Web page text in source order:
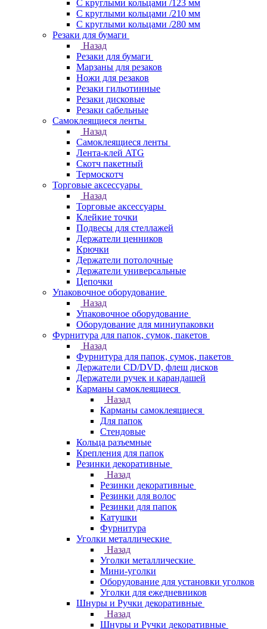
С круглыми кольцами /123 мм
С круглыми кольцами /210 мм
С круглыми кольцами /280 мм
Резаки для бумаги
Назад
Резаки для бумаги
Марзаны для резаков
Ножи для резаков
Резаки гильотинные
Резаки дисковые
Резаки сабельные
Самоклеящиеся ленты
Назад
Самоклеящиеся ленты
Лента-клей ATG
Скотч пакетный
Термоскотч
Торговые аксессуары
Назад
Торговые аксессуары
Клейкие точки
Подвесы для стеллажей
Держатели ценников
Крючки
Держатели потолочные
Держатели универсальные
Цепочки
Упаковочное оборудование
Назад
Упаковочное оборудование
Оборудование для миниупаковки
Фурнитура для папок, сумок, пакетов
Назад
Фурнитура для папок, сумок, пакетов
Держатели CD/DVD, флеш дисков
Держатели ручек и карандашей
Карманы самоклеящиеся
Назад
Карманы самоклеящиеся
Для папок
Стендовые
Кольца разъемные
Крепления для папок
Резинки декоративные
Назад
Резинки декоративные
Резинки для волос
Резинки для папок
Катушки
Фурнитура
Уголки металлические
Назад
Уголки металлические
Мини-уголки
Оборудование для установки уголков
Уголки для ежедневников
Шнуры и Ручки декоративные
Назад
Шнуры и Ручки декоративные